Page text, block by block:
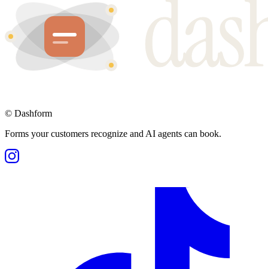
© Dashform
Forms your customers recognize and AI agents can book.